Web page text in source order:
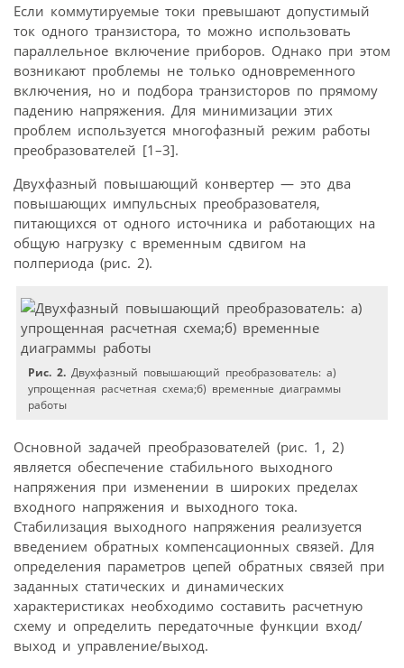
Если коммутируемые токи превышают допустимый
ток одного транзистора, то можно использовать
параллельное включение приборов. Однако при этом
возникают проблемы не только одновременного
включения, но и подбора транзисторов по прямому
падению напряжения. Для минимизации этих
проблем используется многофазный режим работы
преобразователей [1–3].
Двухфазный повышающий конвертер — это два
повышающих импульсных преобразователя,
питающихся от одного источника и работающих на
общую нагрузку с временным сдвигом на
полпериода (рис. 2).
Рис. 2. Двухфазный повышающий преобразователь: а)
упрощенная расчетная схема;б) временные диаграммы
работы
Основной задачей преобразователей (рис. 1, 2)
является обеспечение стабильного выходного
напряжения при изменении в широких пределах
входного напряжения и выходного тока.
Стабилизация выходного напряжения реализуется
введением обратных компенсационных связей. Для
определения параметров цепей обратных связей при
заданных статических и динамических
характеристиках необходимо составить расчетную
схему и определить передаточные функции вход/
выход и управление/выход.